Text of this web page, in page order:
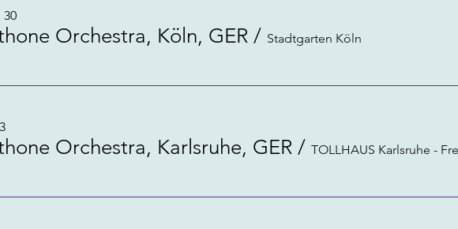
30
Orchestra, Köln, GER / Stadtgarten Köln
Orchestra, Karlsruhe, GER /